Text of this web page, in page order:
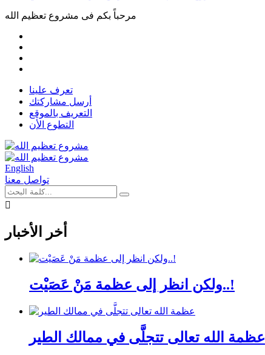
مرحباً بكم فى مشروع تعظيم الله
تعرف علينا
أرسل مشاركتك
التعريف بالموقع
التطوع الأن
English
تواصل معنا
أخر الأخبار
ولكن انظر إلى عظمة مَنْ عَصَيْت..!
عظمة الله تعالى تتجلَّى في ممالك الطير